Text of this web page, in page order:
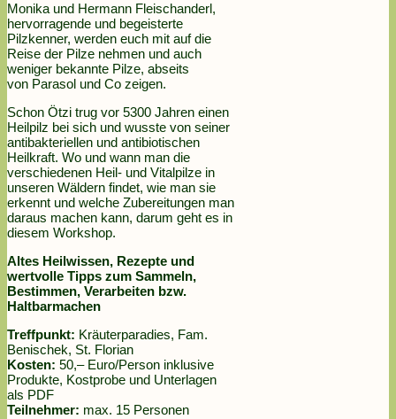
Monika und Hermann Fleischanderl,
hervorragende und begeisterte
Pilzkenner, werden euch mit auf die
Reise der Pilze nehmen und auch
weniger bekannte Pilze, abseits
von Parasol und Co zeigen.
Schon Ötzi trug vor 5300 Jahren einen
Heilpilz bei sich und wusste von seiner
antibakteriellen und antibiotischen
Heilkraft. Wo und wann man die
verschiedenen Heil- und Vitalpilze in
unseren Wäldern findet, wie man sie
erkennt und welche Zubereitungen man
daraus machen kann, darum geht es in
diesem Workshop.
Altes Heilwissen, Rezepte und
wertvolle Tipps zum Sammeln,
Bestimmen, Verarbeiten bzw.
Haltbarmachen
Treffpunkt: Kräuterparadies, Fam.
Benischek, St. Florian
Kosten: 50,– Euro/Person inklusive
Produkte, Kostprobe und Unterlagen
als PDF
Teilnehmer: max. 15 Personen